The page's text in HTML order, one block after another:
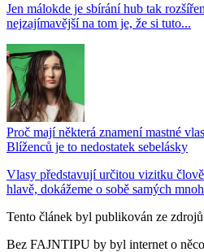
Jen málokde je sbírání hub tak
nejzajímavější na tom je, že si tuto...
Proč mají některá znamení mastné
Blíženců je to nedostatek sebelásky
Vlasy představují určitou vizitku
hlavě, dokážeme o sobě samých
Tento článek byl publikován ze zdrojů
Bez FAJNTIPU by byl internet o